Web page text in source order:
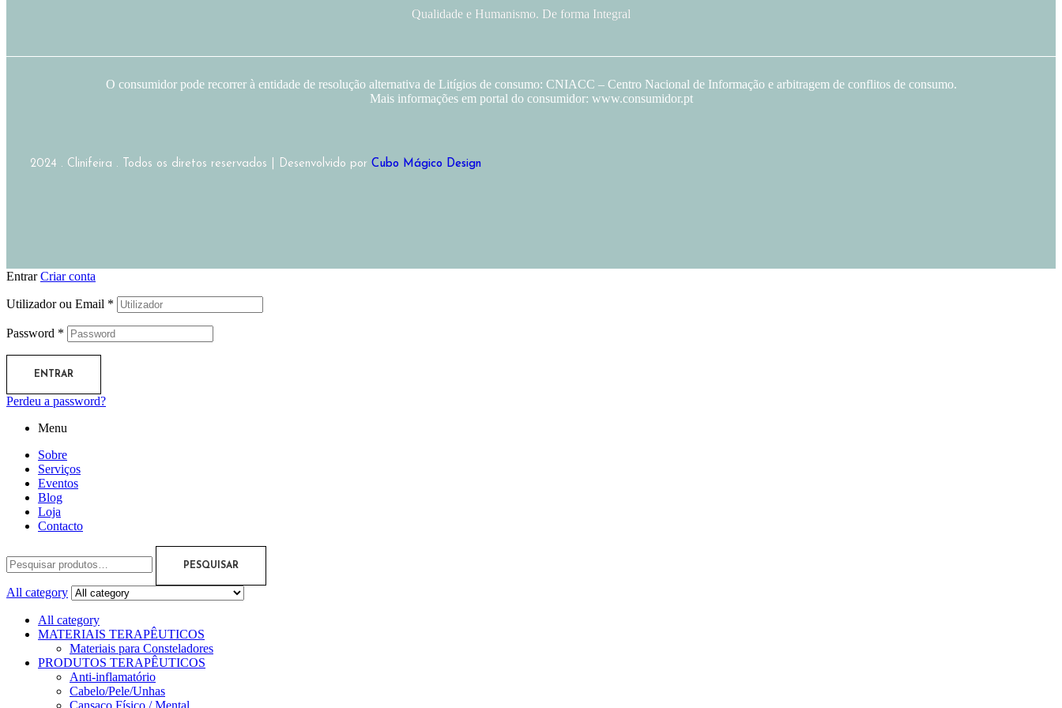
Qualidade e Humanismo. De forma Integral
O consumidor pode recorrer à entidade de resolução alternativa de Litígios de consumo: CNIACC – Centro Nacional de Informação e arbitragem de conflitos de consumo.
Mais informações em portal do consumidor: www.consumidor.pt
2024 . Clinifeira . Todos os diretos reservados | Desenvolvido por Cubo Mágico Design
Entrar Criar conta
Utilizador ou Email *
Password *
ENTRAR
Perdeu a password?
Menu
Sobre
Serviços
Eventos
Blog
Loja
Contacto
PESQUISAR
All category
All category
MATERIAIS TERAPÊUTICOS
Materiais para Consteladores
PRODUTOS TERAPÊUTICOS
Anti-inflamatório
Cabelo/Pele/Unhas
Cansaço Físico / Mental